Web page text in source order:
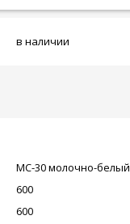
в наличии
MC-30 молочно-белый
600
600